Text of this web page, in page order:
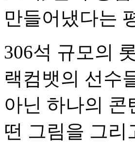
만들어냈다는
306석 규모의
랙컴뱃의 선수
아닌 하나의
떤 그림을 그리